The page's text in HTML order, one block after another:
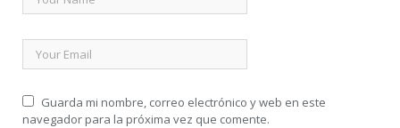
Guarda mi nombre, correo electrónico y web en este
navegador para la próxima vez que comente.